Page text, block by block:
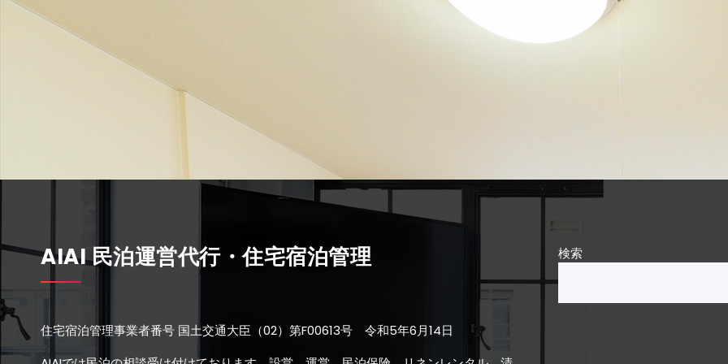
AIAI 民泊運営代行・住宅宿泊管理
住宅宿泊管理事業者番号 国土交通大臣（02）第F00613号 令和5年6月14日
検索